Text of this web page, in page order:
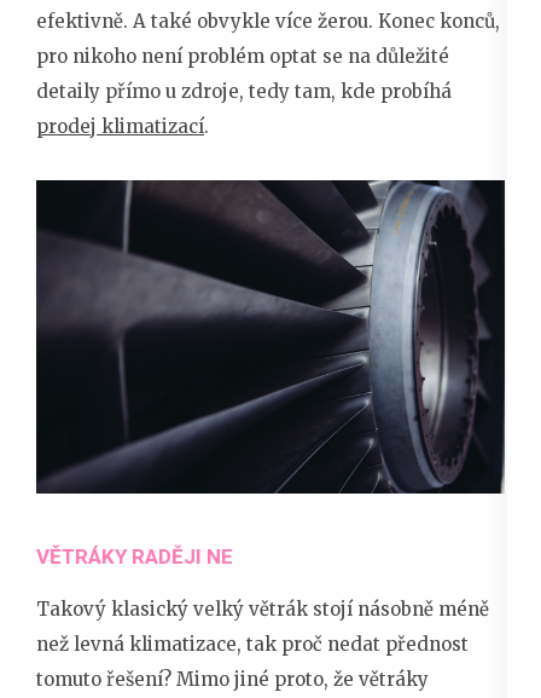
efektivně. A také obvykle více žerou. Konec konců,
pro nikoho není problém optat se na důležité
detaily přímo u zdroje, tedy tam, kde probíhá
prodej klimatizací.
VĚTRÁKY RADĚJI NE
Takový klasický velký větrák stojí násobně méně
než levná klimatizace, tak proč nedat přednost
tomuto řešení? Mimo jiné proto, že větráky